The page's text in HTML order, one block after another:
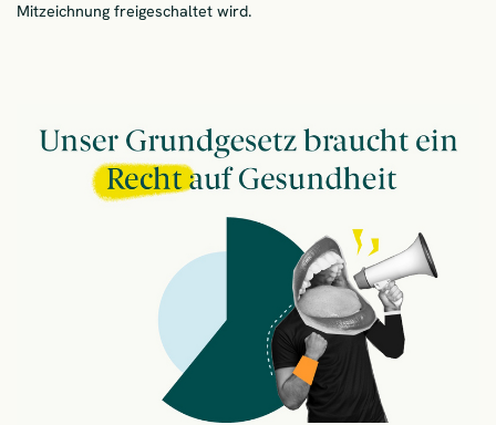
Mitzeichnung freigeschaltet wird.